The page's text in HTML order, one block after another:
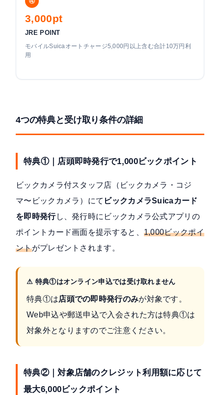
3,000pt
JRE POINT
モバイルSuicaオートチャージ5,000円以上含む合計10万円利
用
4つの特典と受け取り条件の詳細
特典①｜店頭即時発行で1,000ビックポイント
ビックカメラ付スタッフ店（ビックカメラ・コジ
マ〜ビックカメラ）にて ビックカメラSuicaカード
を即時発行し、発行時にビックカメラ公式アプリの
ポイントカード画面を提示すると、 1,000ビックポイ
ントがプレゼントされます。
⚠ 特典①はオンライン申込では受け取れません
特典①は店頭での即時発行のみが対象です。
Web申込や郵送申込で入会された方は特典①は
対象外となりますのでご注意ください。
特典②｜対象店舗のクレジット利用額に応じて
最大6,000ビックポイント